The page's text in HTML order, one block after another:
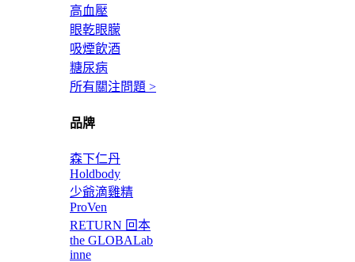
高血壓
眼乾眼朦
吸煙飲酒
糖尿病
所有關注問題 >
品牌
森下仁丹
Holdbody
少爺滴雞精
ProVen
RETURN 回本
the GLOBALab
inne